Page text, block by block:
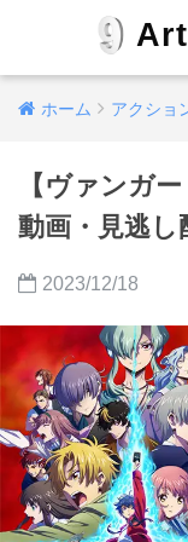
ホーム アクショ
【ヴァンガ
動画・見逃し
2023/12/18